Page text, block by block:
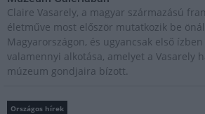
Claire Vasarely, a magyar származású
életműve most először mutatkozik be
Magyarországon, és ugyancsak első
valamennyi alkotása, amelyet a Vasarely
múzeum gondjaira bízott.
Országos hírek